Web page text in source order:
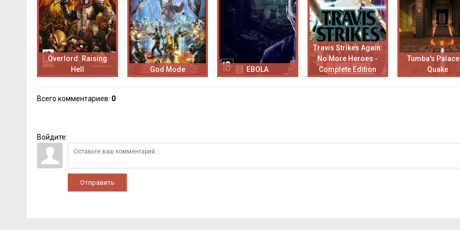
Overlord: Raising
Hell
God Mode EBOLA
Travis Strikes Again:
No More Heroes -
Complete Edition
Tumba's
Quake
Всего комментариев: 0
Войдите:
Отправить